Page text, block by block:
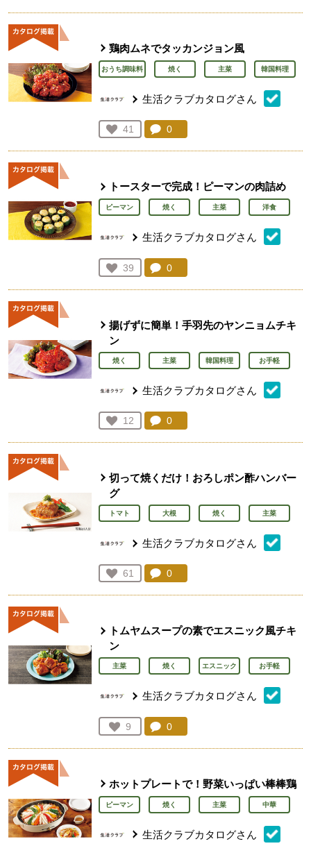
鶏肉ムネでタッカンジョン風
おうち調味料 焼く 主菜 韓国料理
生活クラブカタログさん
お気に入り登録：
41
人が登録
コメント：
0
トースターで完成！ピーマンの肉詰め
ピーマン 焼く 主菜 洋食
生活クラブカタログさん
お気に入り登録：
39
人が登録
コメント：
0
揚げずに簡単！手羽先のヤンニョムチキ
ン
焼く 主菜 韓国料理 お手軽
生活クラブカタログさん
お気に入り登録：
12
人が登録
コメント：
0
切って焼くだけ！おろしポン酢ハンバー
グ
トマト 大根 焼く 主菜
生活クラブカタログさん
お気に入り登録：
61
人が登録
コメント：
0
トムヤムスープの素でエスニック風チキ
ン
主菜 焼く エスニック お手軽
生活クラブカタログさん
お気に入り登録：
9
人が登録
コメント：
0
ホットプレートで！野菜いっぱい棒棒鶏
ピーマン 焼く 主菜 中華
生活クラブカタログさん